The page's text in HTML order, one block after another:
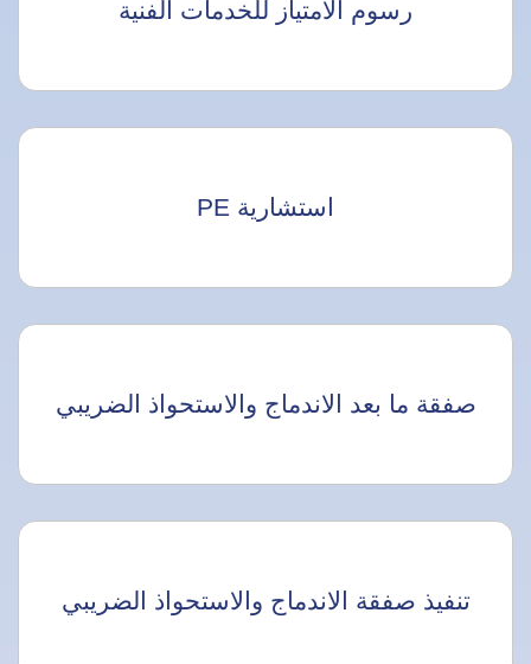
رسوم الامتياز للخدمات الفنية
استشارية PE
صفقة ما بعد الاندماج والاستحواذ الضريبي
تنفيذ صفقة الاندماج والاستحواذ الضريبي